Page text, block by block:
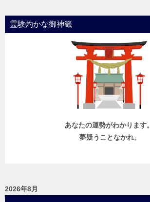
霊験灼かな御神籤
あなたの運勢がわかります。
夢疑うことなかれ。
2026年8月